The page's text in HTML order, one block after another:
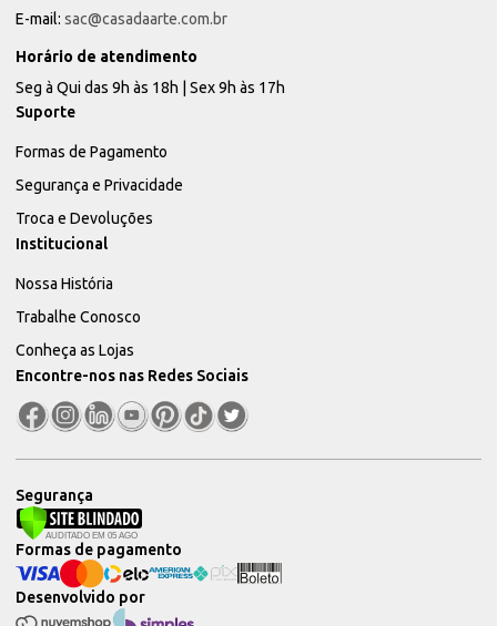
E-mail: sac@casadaarte.com.br
Horário de atendimento
Seg à Qui das 9h às 18h | Sex 9h às 17h
Suporte
Formas de Pagamento
Segurança e Privacidade
Troca e Devoluções
Institucional
Nossa História
Trabalhe Conosco
Conheça as Lojas
Encontre-nos nas Redes Sociais
Segurança
Desenvolvido por
Formas de pagamento